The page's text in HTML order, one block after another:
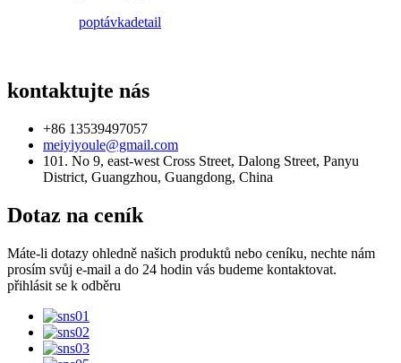
poptávkadetail
kontaktujte nás
+86 13539497057
meiyiyoule@gmail.com
101. No 9, east-west Cross Street, Dalong Street, Panyu
District, Guangzhou, Guangdong, China
Dotaz na ceník
Máte-li dotazy ohledně našich produktů nebo ceníku, nechte nám
prosím svůj e-mail a do 24 hodin vás budeme kontaktovat.
přihlásit se k odběru